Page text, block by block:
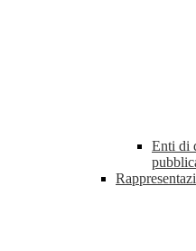
Enti di